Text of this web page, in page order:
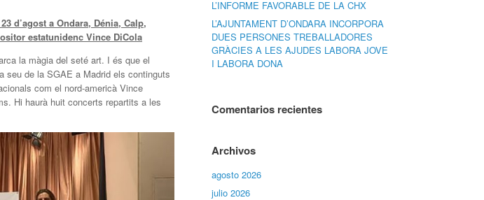
d’agost a Ondara, Dénia, Calp,
estatunidenc Vince DiCola
la màgia del seté art. I és que el
seu de la SGAE a Madrid els continguts
com el nord-americà Vince
Hi haurà huit concerts repartits a les
L’INFORME FAVORABLE DE LA CHX
L’AJUNTAMENT D’ONDARA INCORPORA
DUES PERSONES TREBALLADORES
GRÀCIES A LES AJUDES LABORA JOVE
I LABORA DONA
Comentarios recientes
Archivos
agosto 2026
julio 2026